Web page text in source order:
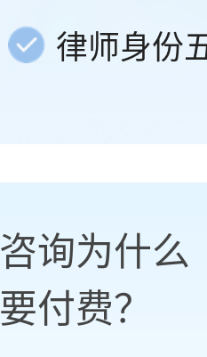
律师身份
咨询为什么
要付费？